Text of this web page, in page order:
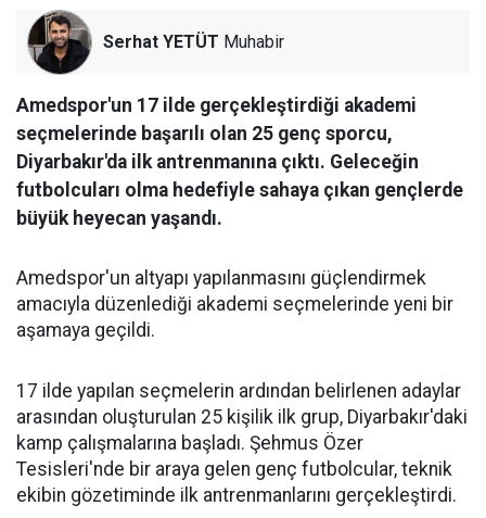
Serhat YETÜT Muhabir
Amedspor'un 17 ilde gerçekleştirdiği akademi
seçmelerinde başarılı olan 25 genç sporcu,
Diyarbakır'da ilk antrenmanına çıktı. Geleceğin
futbolcuları olma hedefiyle sahaya çıkan gençlerde
büyük heyecan yaşandı.
Amedspor'un altyapı yapılanmasını güçlendirmek
amacıyla düzenlediği akademi seçmelerinde yeni bir
aşamaya geçildi.
17 ilde yapılan seçmelerin ardından belirlenen adaylar
arasından oluşturulan 25 kişilik ilk grup, Diyarbakır'daki
kamp çalışmalarına başladı. Şehmus Özer
Tesisleri'nde bir araya gelen genç futbolcular, teknik
ekibin gözetiminde ilk antrenmanlarını gerçekleştirdi.